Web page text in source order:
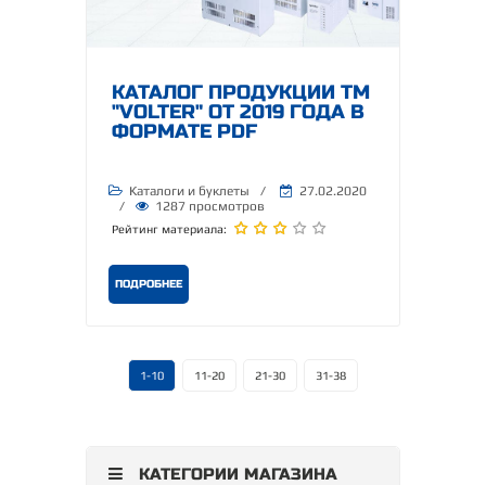
КАТАЛОГ ПРОДУКЦИИ ТМ
"VOLTER" ОТ 2019 ГОДА В
ФОРМАТЕ PDF
Каталоги и буклеты /
27.02.2020
/
1287 просмотров
Рейтинг материала:
ПОДРОБНЕЕ
1-10 11-20 21-30 31-38
КАТЕГОРИИ МАГАЗИНА